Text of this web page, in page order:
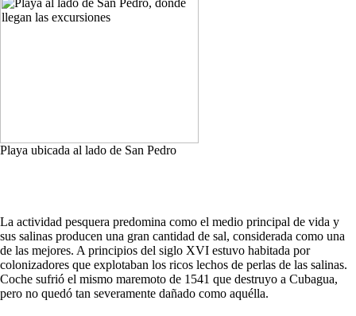
Playa ubicada al lado de San Pedro
La actividad pesquera predomina como el medio principal de vida y
sus salinas producen una gran cantidad de sal, considerada como una
de las mejores. A principios del siglo XVI estuvo habitada por
colonizadores que explotaban los ricos lechos de perlas de las salinas.
Coche sufrió el mismo maremoto de 1541 que destruyo a Cubagua,
pero no quedó tan severamente dañado como aquélla.